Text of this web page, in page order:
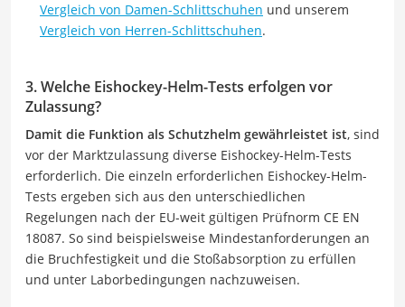
Vergleich von Damen-Schlittschuhen und unserem
Vergleich von Herren-Schlittschuhen.
3. Welche Eishockey-Helm-Tests erfolgen vor
Zulassung?
Damit die Funktion als Schutzhelm gewährleistet ist, sind
vor der Marktzulassung diverse Eishockey-Helm-Tests
erforderlich. Die einzeln erforderlichen Eishockey-Helm-
Tests ergeben sich aus den unterschiedlichen
Regelungen nach der EU-weit gültigen Prüfnorm CE EN
18087. So sind beispielsweise Mindestanforderungen an
die Bruchfestigkeit und die Stoßabsorption zu erfüllen
und unter Laborbedingungen nachzuweisen.